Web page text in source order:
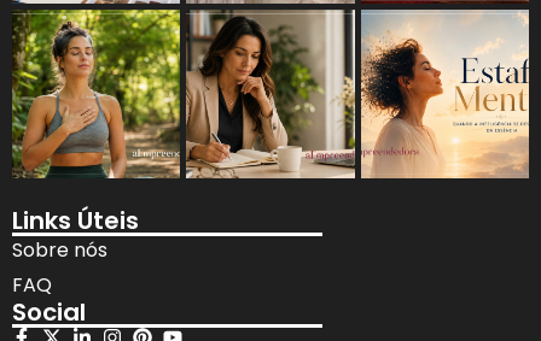
Links Úteis
Sobre nós
FAQ
Social